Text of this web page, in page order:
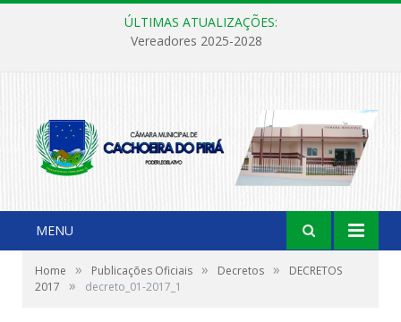
ÚLTIMAS ATUALIZAÇÕES:
Vereadores 2025-2028
MENU
Home » Publicações Oficiais » Decretos »
DECRETOS
2017
» decreto_01-2017_1